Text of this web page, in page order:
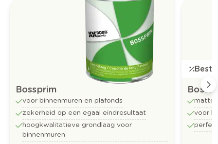
Bossprim
voor binnenmuren en plafonds
zekerheid op een egaal eindresultaat
hoogkwalitatieve grondlaag voor
binnenmuren
matte
voor